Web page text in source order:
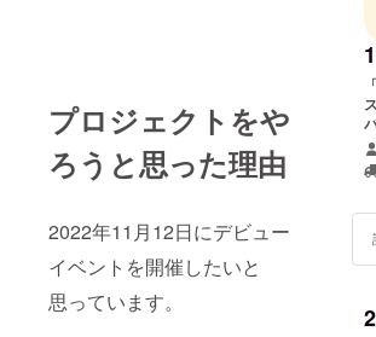
プロジェクトをや
ろうと思った理由
2022年11月12日にデビュー
イベントを開催したいと
思っています。